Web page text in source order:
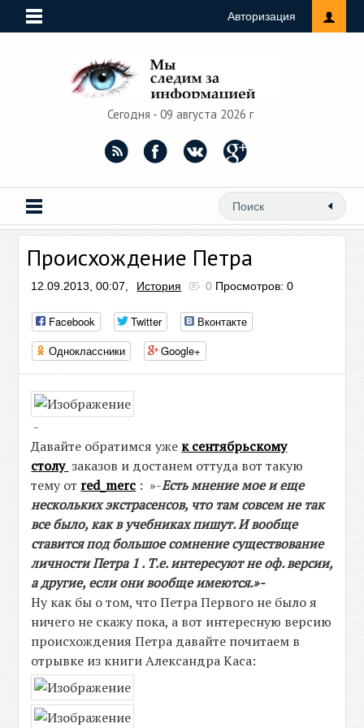
Авторизация
Сегодня - 09 августа 2026 г
Происхождение Петра
12.09.2013, 00:07, История 0 Просмотров: 0
Facebook Twitter
Вконтакте
Одноклассники
Google+
-
Давайте обратимся уже к сентябрьскому
столу заказов и достанем оттуда вот такую
тему от red_merc : »-Есть мнение мое и еще
нескольких экстрасенсов, что там совсем не так
все было, как в учебниках пишут. И вообще
ставится под большое сомнение существование
личности Петра 1 . Т.е. интересуют не оф. версии,
а другие, если они вообще имеются.»-
Ну как бы о том, что Петра Первого не было я
ничего не скажу пока, а вот интересную версию
происхождения Петра давайте почитаем в
отрывке из книги Александра Каса: